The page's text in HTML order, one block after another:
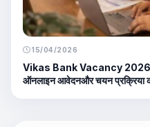
15/04/2026
Vikas Bank Vacancy 2026: 46
ऑनलाइन आवेदनऔर चयन प्रक्रिया